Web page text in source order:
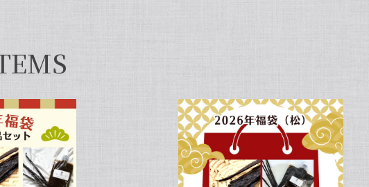
ど1本価格がお得！】【サイズだけ訳ありグレード 12cm・バニラビーンズ・5本】
バニラの香りも良かったので、次回の発注します。